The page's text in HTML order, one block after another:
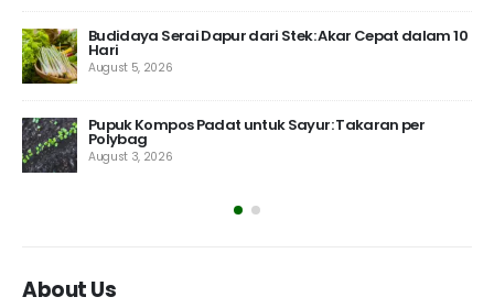
Bibit Tomat Unggul untuk Dataran Rendah: Ciri dan
Perawatan
July 29, 2026
Kalender Tanam Kangkung 30 Hari untuk
Pekarangan
July 27, 2026
About Us